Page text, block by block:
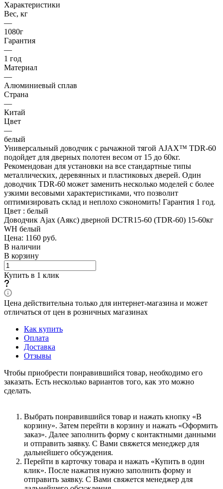
Характеристики
Вес, кг
—
1080г
Гарантия
—
1 год
Материал
—
Алюминиевый сплав
Страна
—
Китай
Цвет
—
белый
Универсальный доводчик с рычажной тягой AJAX™ TDR-60
подойдет для дверных полотен весом от 15 до 60кг.
Рекомендован для установки на все стандартные типы
металлических, деревянных и пластиковых дверей. Один
доводчик TDR-60 может заменить несколько моделей с более
узкими весовыми характеристиками, что позволит
оптимизировать склад и неплохо сэкономить! Гарантия 1 год.
Цвет : белый
Доводчик Ajax (Аякс) дверной DCTR15-60 (TDR-60) 15-60кг
WH белый
Цена: 1160 руб.
В наличии
В корзину
Купить в 1 клик
Цена действительна только для интернет-магазина и может
отличаться от цен в розничных магазинах
Как купить
Оплата
Доставка
Отзывы
Чтобы приобрести понравившийся товар, необходимо его
заказать. Есть несколько вариантов того, как это можно
сделать.
Выбрать понравившийся товар и нажать кнопку «В
корзину». Затем перейти в корзину и нажать «Оформить
заказ». Далее заполнить форму с контактными данными
и отправить заявку. С Вами свяжется менеджер для
дальнейшего обсуждения.
Перейти в карточку товара и нажать «Купить в один
клик». После нажатия нужно заполнить форму и
отправить заявку. С Вами свяжется менеджер для